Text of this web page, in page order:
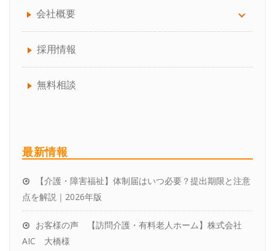
人事制度の構築
介護事業者向けBCP作成コンサルティング
就業規則の作成、見直し
介護職員等処遇改善加算の取得、区分アップ、
パートナーをお探しの税理士さんへ
社労士変更をお考えの方へ
訪問介護（介護保険、障害福祉サービス）
就労継続・就労移行支援
共同生活援助
障害福祉事業の開業でお困りの方へ
介護保険・障害福祉事業所の開業の流れ
失敗しない！「介護サービス事業者指定」の代
行業者の選び方
会社概要
会社概要について
代表プロフィール
アクセス
お客様の声
採用情報
無料相談
最新情報
【介護・障害福祉】体制届はいつ必要？提出期限と注意
点を解説｜2026年版
お客様の声 【訪問介護・有料老人ホーム】株式会社
AIC 大橋様